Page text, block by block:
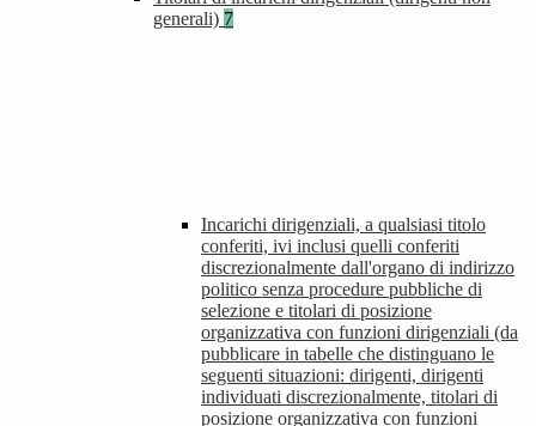
generali) 7
Incarichi dirigenziali, a qualsiasi titolo
conferiti, ivi inclusi quelli conferiti
discrezionalmente dall'organo di indirizzo
politico senza procedure pubbliche di
selezione e titolari di posizione
organizzativa con funzioni dirigenziali (da
pubblicare in tabelle che distinguano le
seguenti situazioni: dirigenti, dirigenti
individuati discrezionalmente, titolari di
posizione organizzativa con funzioni